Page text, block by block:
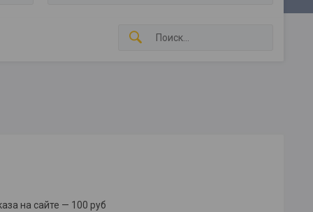
на сайте — 100 руб